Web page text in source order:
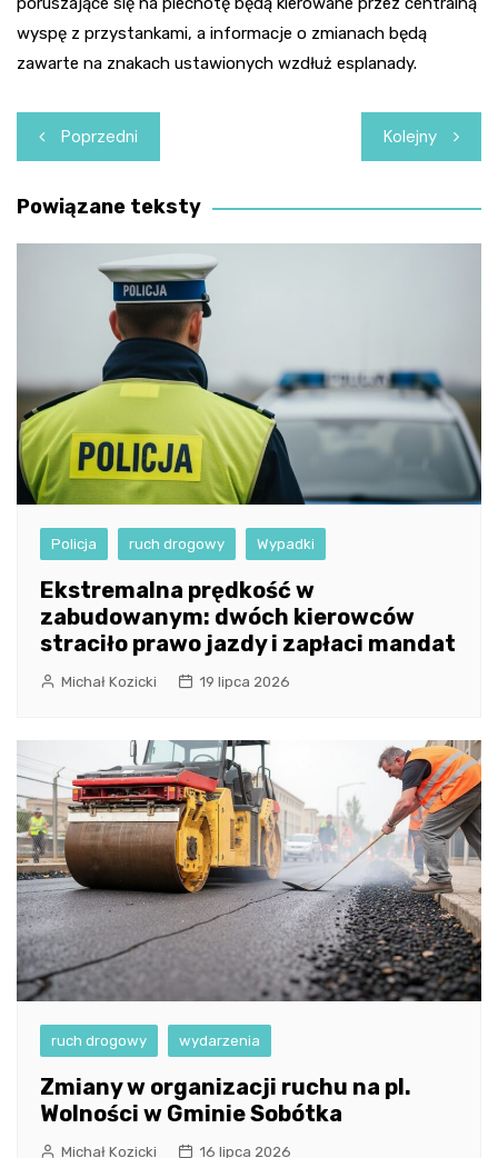
wyspę z przystankami, a informacje o zmianach będą
zawarte na znakach ustawionych wzdłuż esplanady.
Nawigacja
wpisu
Poprzedni Kolejny
Powiązane teksty
Policja ruch drogowy Wypadki
Ekstremalna prędkość w
zabudowanym: dwóch kierowców
straciło prawo jazdy i zapłaci mandat
Michał Kozicki 19 lipca 2026
ruch drogowy wydarzenia
Zmiany w organizacji ruchu na pl.
Wolności w Gminie Sobótka
Michał Kozicki 16 lipca 2026